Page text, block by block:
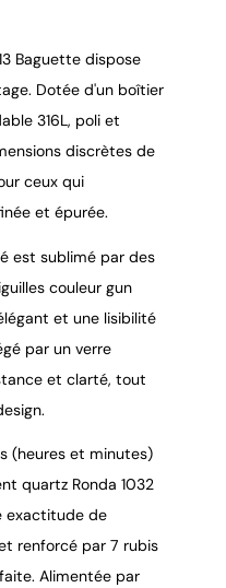
Baguette dispose
Dotée d'un boîtier
316L, poli et
discrètes de
ceux qui
et épurée.
est sublimé par des
couleur gun
et une lisibilité
par un verre
et clarté, tout
(heures et minutes)
quartz Ronda 1032
exactitude de
renforcé par 7 rubis
Alimentée par